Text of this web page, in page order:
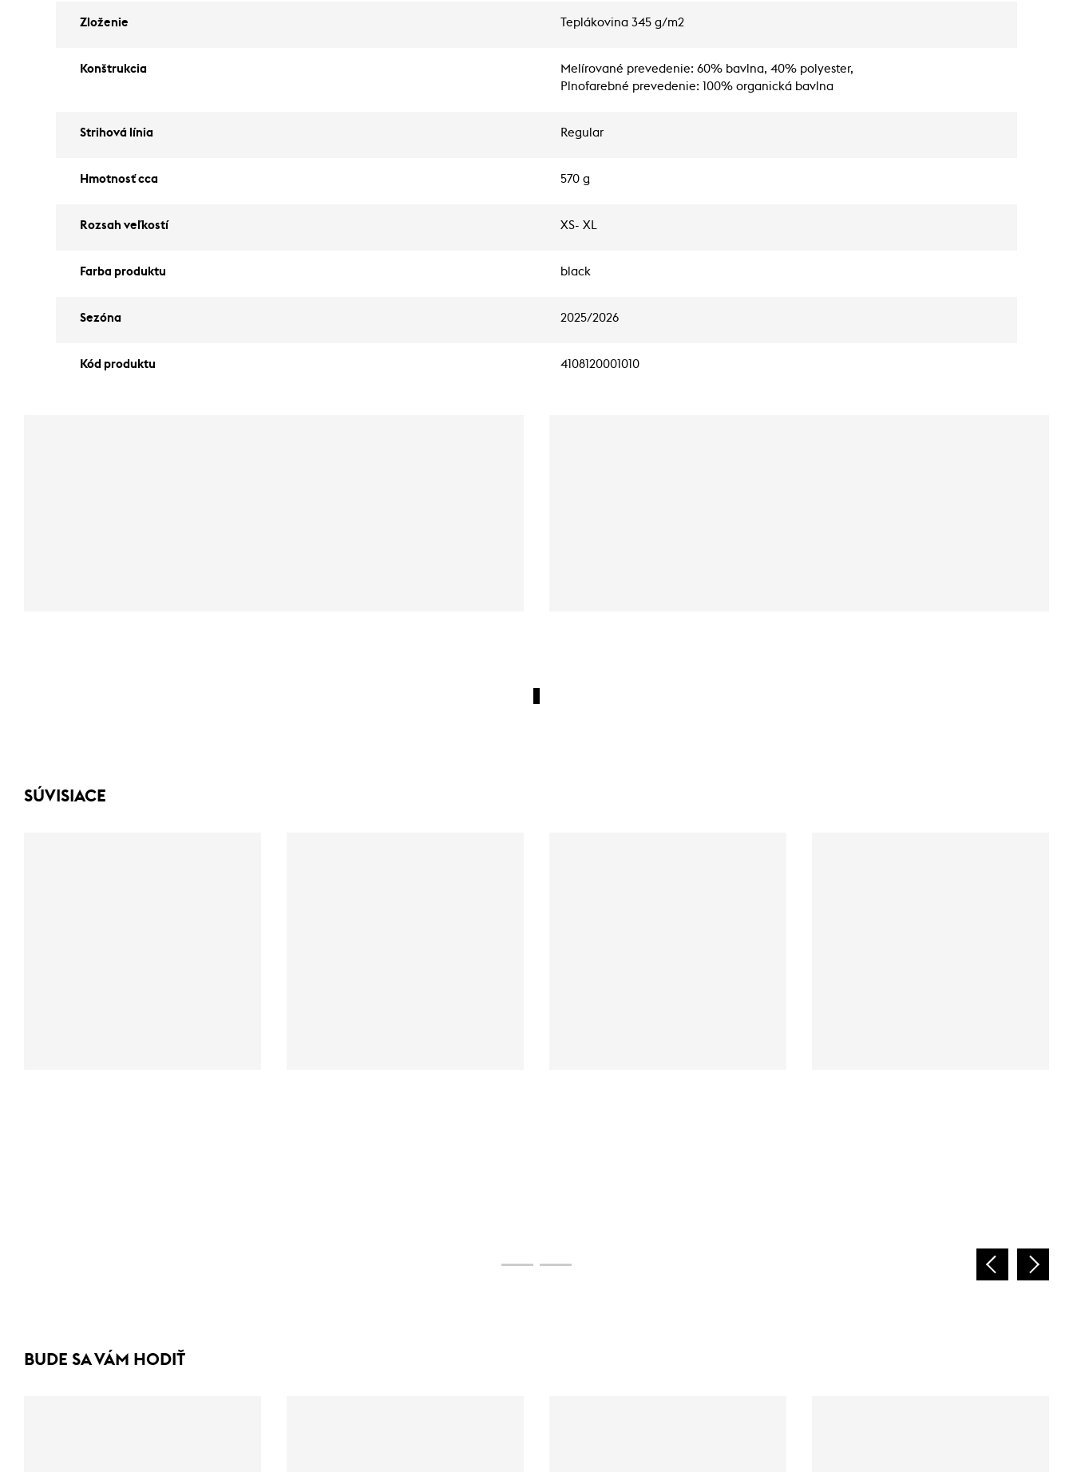
Zloženie Teplákovina 345 g/m2
Konštrukcia
Melírované prevedenie: 60% bavlna, 40% polyester,
Plnofarebné prevedenie: 100% organická bavlna
Strihová línia Regular
Hmotnosť cca 570 g
Rozsah veľkostí XS- XL
Farba produktu black
Sezóna 2025/2026
Kód produktu 4108120001010
SÚVISIACE
BUDE SA VÁM HODIŤ